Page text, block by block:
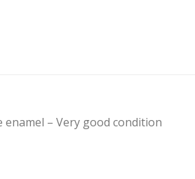
enamel – Very good condition